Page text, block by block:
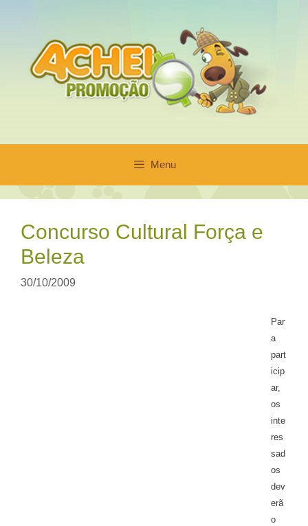
conteúdo
Menu
Concurso Cultural Força e
Beleza
30/10/2009
Par
a
part
icip
ar,
os
inte
res
sad
os
dev
erã
o